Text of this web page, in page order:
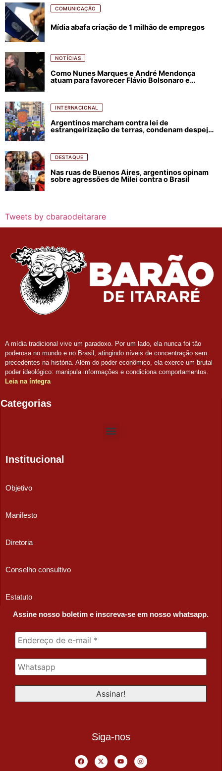
COMUNICAÇÃO
Mídia abafa criação de 1 milhão de empregos
NOTÍCIAS
Como Nunes Marques e André Mendonça
atuam para favorecer Flávio Bolsonaro e
INTERNACIONAL
Argentinos marcham contra lei de
estrangeirização de terras, condenam despejos
DESTAQUE
Nas ruas de Buenos Aires, argentinos opinam
sobre agressões de Milei contra o Brasil
Tweets by cbaraodeitarare
A mídia tradicional vive um paradoxo. Por um lado, ela nunca foi tão
poderosa no mundo e no Brasil, atingindo níveis de concentração sem
precedentes na história. Além do poder econômico, ela exerce um brutal
poder ideológico: manipula informações e condiciona comportamentos.
Leia na íntegra
Categorias
Institucional
Objetivo
Manifesto
Diretoria
Conselho consultivo
Estatuto
Assine nosso boletim e inscreva-se em nosso whatsapp.
Siga-nos